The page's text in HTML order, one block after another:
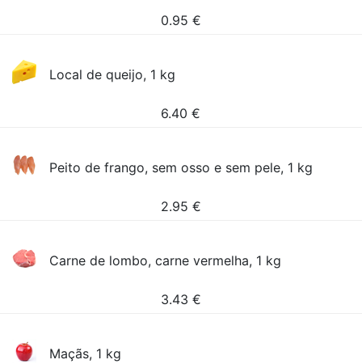
0.95 €
Local de queijo, 1 kg
6.40 €
Peito de frango, sem osso e sem pele, 1 kg
2.95 €
Carne de lombo, carne vermelha, 1 kg
3.43 €
Maçãs, 1 kg